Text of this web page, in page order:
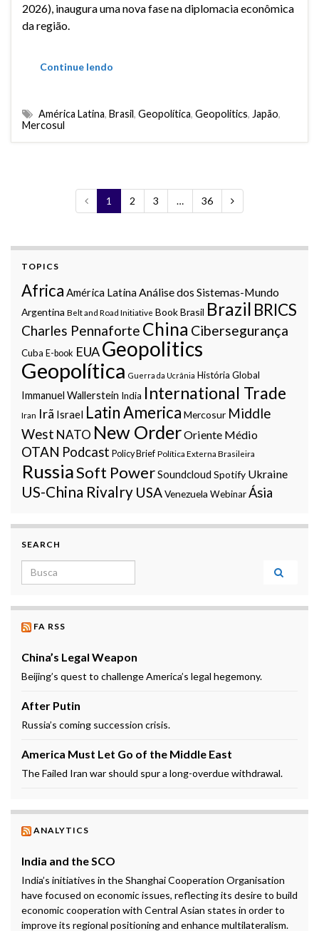
2026), inaugura uma nova fase na diplomacia econômica
da região.
Continue lendo
América Latina, Brasil, Geopolítica, Geopolitics, Japão,
Mercosul
1 2 3 … 36
TOPICS
Africa América LatinaAnálise dos Sistemas-Mundo
Argentina Belt and Road Initiative BookBrasil Brazil BRICS
Charles Pennaforte China Cibersegurança
Cuba E-book EUAGeopolitics
Geopolítica Guerra da Ucrânia História Global
Immanuel Wallerstein India International Trade
Iran Irã Israel Latin America Mercosur Middle
West NATO New OrderOriente Médio
OTAN Podcast Policy Brief Política Externa Brasileira
RussiaSoft PowerSoundcloud Spotify Ukraine
US-China Rivalry USAVenezuela WebinarÁsia
SEARCH
Search for:
FA RSS
China’s Legal Weapon
Beijing’s quest to challenge America’s legal hegemony.
After Putin
Russia’s coming succession crisis.
America Must Let Go of the Middle East
The Failed Iran war should spur a long-overdue withdrawal.
ANALYTICS
India and the SCO
India’s initiatives in the Shanghai Cooperation Organisation
have focused on economic issues, reflecting its desire to build
economic cooperation with Central Asian states in order to
improve its regional positioning and enhance multilateralism.